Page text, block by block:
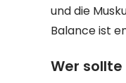
und die
Balance ist
Wer